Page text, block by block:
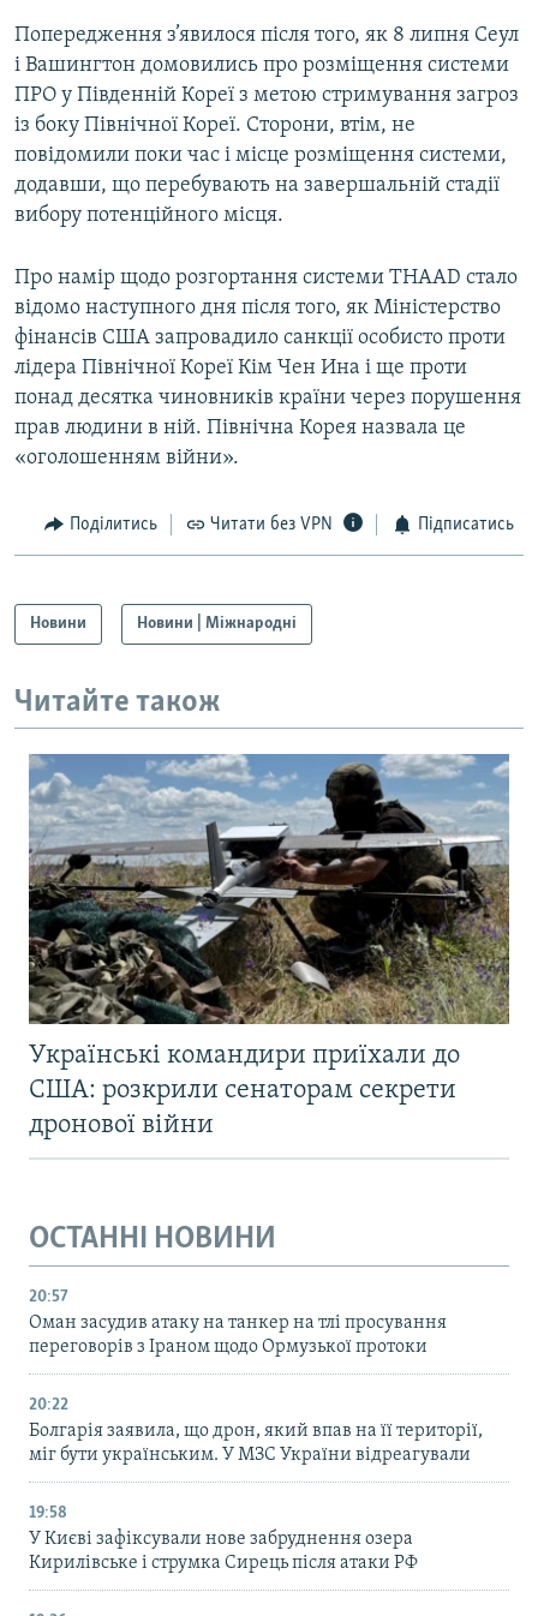
Усі сайти RFE/RL
Попередження з’явилося після того, як 8 липня Сеул
і Вашингтон домовились про розміщення системи
ПРО у Південній Кореї з метою стримування загроз
із боку Північної Кореї. Сторони, втім, не
повідомили поки час і місце розміщення системи,
додавши, що перебувають на завершальній стадії
вибору потенційного місця.
Про намір щодо розгортання системи THAAD стало
відомо наступного дня після того, як Міністерство
фінансів США запровадило санкції особисто проти
лідера Північної Кореї Кім Чен Ина і ще проти
понад десятка чиновників країни через порушення
прав людини в ній. Північна Корея назвала це
«оголошенням війни».
Поділитись Читати без VPN Підписатись
Новини Новини | Міжнародні
Читайте також
Українські командири приїхали до
США: розкрили сенаторам секрети
дронової війни
ОСТАННІ НОВИНИ
20:57
Оман засудив атаку на танкер на тлі просування
переговорів з Іраном щодо Ормузької протоки
20:22
Болгарія заявила, що дрон, який впав на її території,
міг бути українським. У МЗС України відреагували
19:58
У Києві зафіксували нове забруднення озера
Кирилівське і струмка Сирець після атаки РФ